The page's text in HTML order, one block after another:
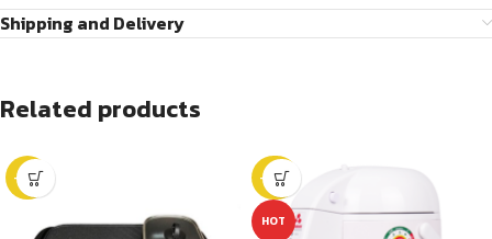
Shipping and Delivery
Related products
-23% -20%
HOT